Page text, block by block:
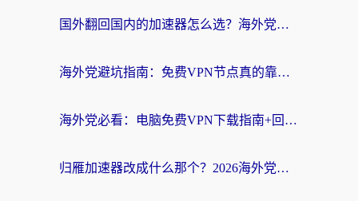
国外翻回国内的加速器怎么选？海外党亲测实用指南，告别地域限制
海外党避坑指南：免费VPN节点真的靠谱吗？教你选对回国加速器无缝访问国内资源
海外党必看：电脑免费VPN下载指南+回国加速器选择全攻略，告别地区限制
归雁加速器改成什么那个？2026海外党回国加速全攻略：告别地区限制，轻松刷剧玩游戏